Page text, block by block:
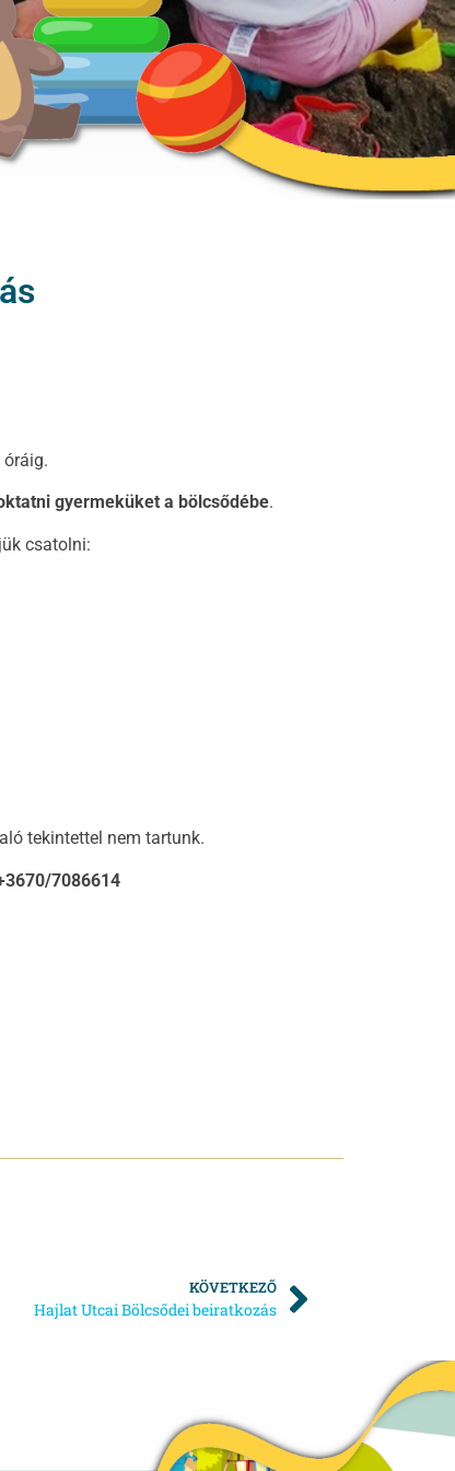
óráig.
gyermeküket a bölcsődébe.
csatolni:
tekintettel nem tartunk.
7086614
KÖVETKEZŐ
Hajlat Utcai Bölcsődei beiratkozás